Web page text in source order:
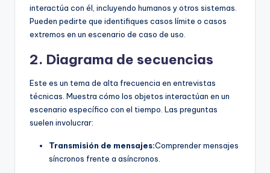
interactúa con él, incluyendo humanos y otros sistemas.
Pueden pedirte que identifiques casos límite o casos
extremos en un escenario de caso de uso.
2. Diagrama de secuencias
Este es un tema de alta frecuencia en entrevistas
técnicas. Muestra cómo los objetos interactúan en un
escenario específico con el tiempo. Las preguntas
suelen involucrar:
Transmisión de mensajes:Comprender mensajes
síncronos frente a asíncronos.